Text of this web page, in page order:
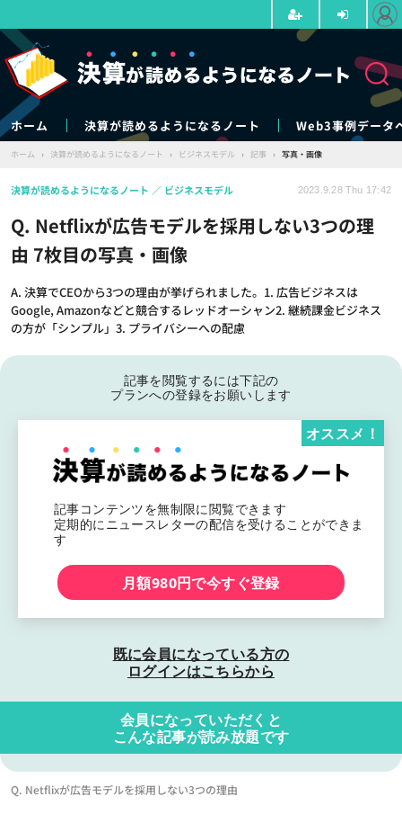
ホーム 決算が読めるようになるノート Web3事例データ
ホーム › 決算が読めるようになるノート › ビジネスモデル › 記事 › 写真・画像
Q. Netflixが広告モデルを採用しない3つの理
由 7枚目の写真・画像
A. 決算でCEOから3つの理由が挙げられました。1. 広告ビジネスは
Google, Amazonなどと競合するレッドオーシャン2. 継続課金ビジネス
の方が「シンプル」3. プライバシーへの配慮
決算が読めるようになるノート ビジネスモデル 2023.9.28 Thu 17:42
記事を閲覧するには下記の
プランへの登録をお願いします
記事コンテンツを無制限に閲覧できます
定期的にニュースレターの配信を受けることができま
す
オススメ！
月額980円で今すぐ登録
既に会員になっている方の
ログインはこちらから
会員になっていただくと
こんな記事が読み放題です
Q. Netflixが広告モデルを採用しない3つの理由